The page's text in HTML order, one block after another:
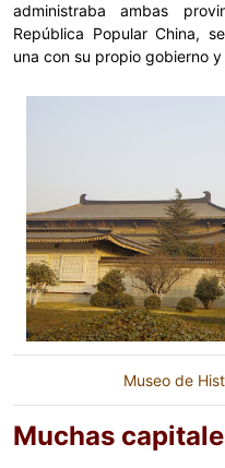
administraba ambas
República Popular China,
una con su propio gobierno
Museo de
Muchas